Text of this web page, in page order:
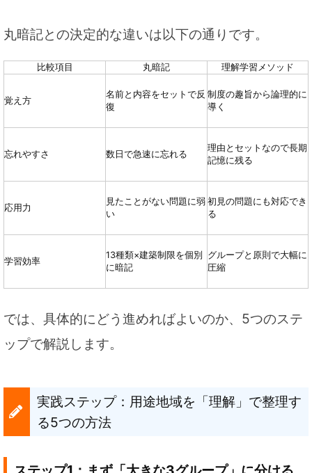
丸暗記との決定的な違いは以下の通りです。
比較項目 丸暗記 理解学習メソッド
覚え方
名前と内容をセットで反
復
制度の趣旨から論理的に
導く
忘れやすさ 数日で急速に忘れる
理由とセットなので長期
記憶に残る
応用力
見たことがない問題に弱
い
初見の問題にも対応でき
る
学習効率
13種類×建築制限を個別
に暗記
グループと原則で大幅に
圧縮
では、具体的にどう進めればよいのか、5つのステ
ップで解説します。
実践ステップ：用途地域を「理解」で整理す
る5つの方法